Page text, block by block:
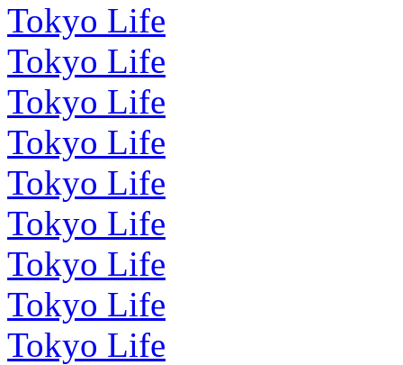
Tokyo Life
Tokyo Life
Tokyo Life
Tokyo Life
Tokyo Life
Tokyo Life
Tokyo Life
Tokyo Life
Tokyo Life